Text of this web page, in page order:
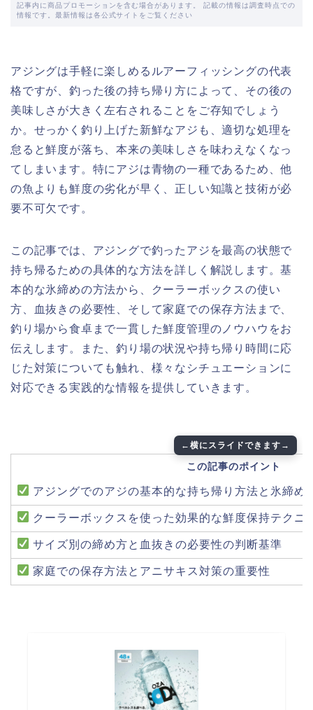
記事内に商品プロモーションを含む場合があります。 記載の情報は調査時点での
情報です。最新情報は各公式サイトをご覧ください
アジングは手軽に楽しめるルアーフィッシングの代表
格ですが、釣った後の持ち帰り方によって、その後の
美味しさが大きく左右されることをご存知でしょう
か。せっかく釣り上げた新鮮なアジも、適切な処理を
怠ると鮮度が落ち、本来の美味しさを味わえなくなっ
てしまいます。特にアジは青物の一種であるため、他
の魚よりも鮮度の劣化が早く、正しい知識と技術が必
要不可欠です。
この記事では、アジングで釣ったアジを最高の状態で
持ち帰るための具体的な方法を詳しく解説します。基
本的な氷締めの方法から、クーラーボックスの使い
方、血抜きの必要性、そして家庭での保存方法まで、
釣り場から食卓まで一貫した鮮度管理のノウハウをお
伝えします。また、釣り場の状況や持ち帰り時間に応
じた対策についても触れ、様々なシチュエーションに
対応できる実践的な情報を提供していきます。
この記事のポイント
アジングでのアジの基本的な持ち帰り方法と氷締め
クーラーボックスを使った効果的な鮮度保持テクニ
サイズ別の締め方と血抜きの必要性の判断基準
家庭での保存方法とアニサキス対策の重要性